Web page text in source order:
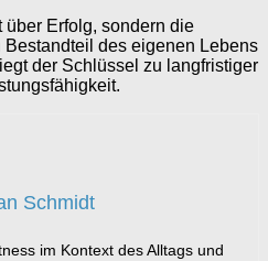
über Erfolg, sondern die
des eigenen Lebens
der Schlüssel zu langfristiger
Schmidt
im Kontext des Alltags und